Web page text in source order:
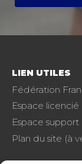
LIEN UTILES
Fédération
Espace licencié
Espace
Plan du site (à